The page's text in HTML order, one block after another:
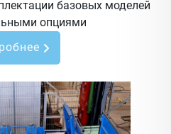
базовых моделей
опциями